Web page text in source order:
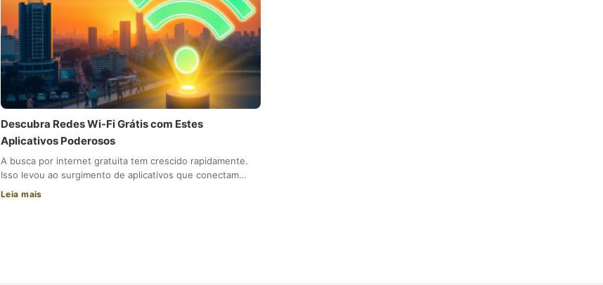
Descubra Redes Wi-Fi Grátis com Estes
Aplicativos Poderosos
A busca por internet gratuita tem crescido rapidamente.
Isso levou ao surgimento de aplicativos que conectam…
Leia mais